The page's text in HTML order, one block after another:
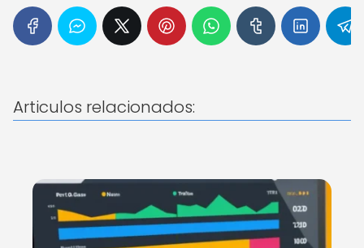
Articulos relacionados: